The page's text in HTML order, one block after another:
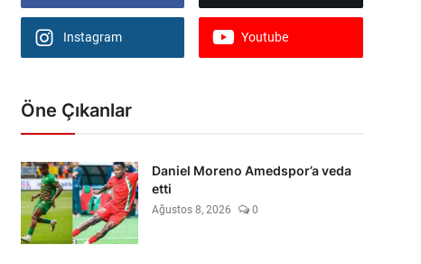
Instagram Youtube
Öne Çıkanlar
Daniel Moreno Amedspor’a veda
etti
Ağustos 8, 2026 0